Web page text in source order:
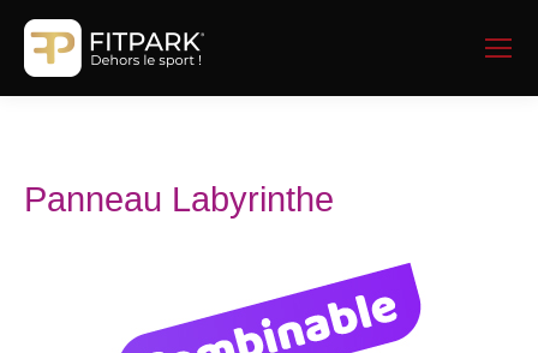
Panneau Labyrinthe